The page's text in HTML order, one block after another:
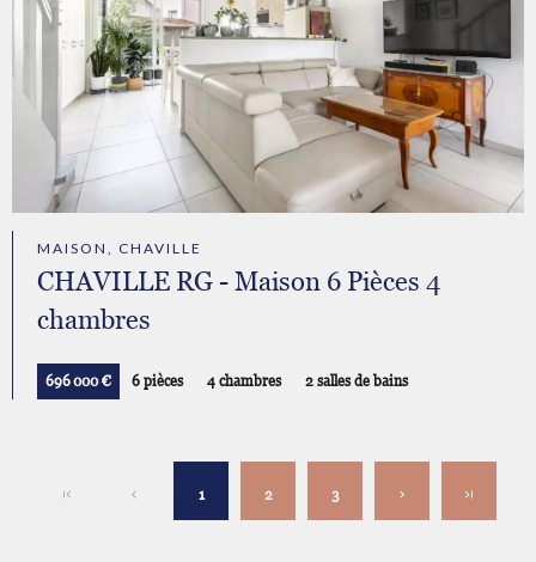
MAISON, CHAVILLE
CHAVILLE RG - Maison 6 Pièces 4
chambres
696 000 € 6 pièces 4 chambres 2 salles de bains
1 2 3